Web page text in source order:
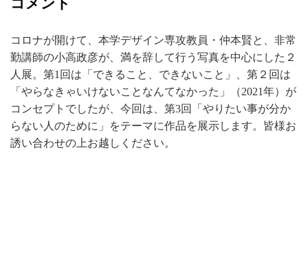
コメント
コロナが開けて、本学デザイン専攻教員・仲本賢と、非常
勤講師の小高政彦が、満を辞して行う写真を中心にした２
人展。第1回は「できること、できないこと」、第２回は
「やらなきゃいけないことなんてなかった」（2021年）が
コンセプトでしたが、今回は、第3回「やりたい事が分か
らない人のために」をテーマに作品を展示します。皆様お
誘い合わせの上お越しください。